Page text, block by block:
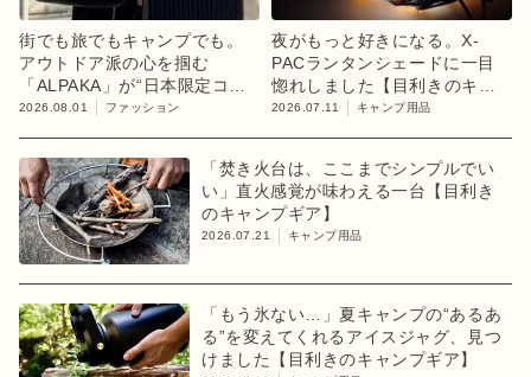
街でも旅でもキャンプでも。
アウトドア派の心を掴む
「ALPAKA」が“日本限定コレ
クション”第3弾を発売
2026.08.01 ファッション
夜がもっと好きになる。X-
PACランタンシェードに一目
惚れしました【目利きのキャ
ンプギア】
2026.07.11 キャンプ用品
「焚き火台は、ここまでシンプルでい
い」直火感覚が味わえる一台【目利き
のキャンプギア】
2026.07.21 キャンプ用品
「もう氷ない…」夏キャンプの“あるあ
る”を変えてくれるアイスジャグ、見つ
けました【目利きのキャンプギア】